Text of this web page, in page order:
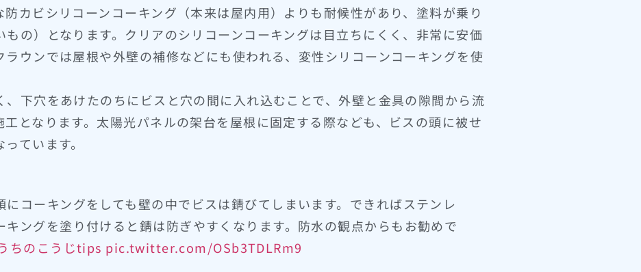
カビシリコーンコーキング（本来は屋内用）よりも耐候性があり、塗料が乗り
の）となります。クリアのシリコーンコーキングは目立ちにくく、非常に安価
ウンでは屋根や外壁の補修などにも使われる、変性シリコーンコーキングを使
下穴をあけたのちにビスと穴の間に入れ込むことで、外壁と金具の隙間から流
となります。太陽光パネルの架台を屋根に固定する際なども、ビスの頭に被せ
ています。
コーキングをしても壁の中でビスは錆びてしまいます。できればステンレ
ングを塗り付けると錆は防ぎやすくなります。防水の観点からもお勧めで
ちのこうじtips pic.twitter.com/OSb3TDLRm9